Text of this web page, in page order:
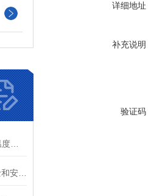
详细地址
补充说明
验证码